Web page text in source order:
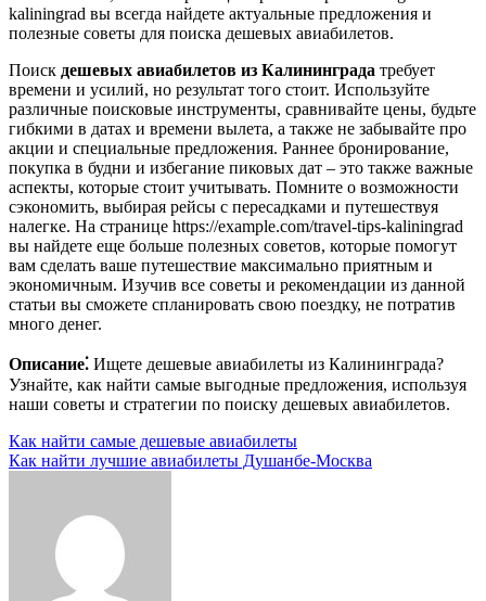
kaliningrad вы всегда найдете актуальные предложения и
полезные советы для поиска дешевых авиабилетов.
Поиск дешевых авиабилетов из Калининграда требует
времени и усилий, но результат того стоит. Используйте
различные поисковые инструменты, сравнивайте цены, будьте
гибкими в датах и времени вылета, а также не забывайте про
акции и специальные предложения. Раннее бронирование,
покупка в будни и избегание пиковых дат – это также важные
аспекты, которые стоит учитывать. Помните о возможности
сэкономить, выбирая рейсы с пересадками и путешествуя
налегке. На странице https://example.com/travel-tips-kaliningrad
вы найдете еще больше полезных советов, которые помогут
вам сделать ваше путешествие максимально приятным и
экономичным. Изучив все советы и рекомендации из данной
статьи вы сможете спланировать свою поездку, не потратив
много денег.
Описание⁚ Ищете дешевые авиабилеты из Калининграда?
Узнайте, как найти самые выгодные предложения, используя
наши советы и стратегии по поиску дешевых авиабилетов.
Навигация
по
Как найти самые дешевые авиабилеты
Как найти лучшие авиабилеты Душанбе-Москва